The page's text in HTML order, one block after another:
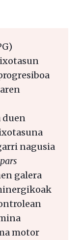
nagusia
galera
motor